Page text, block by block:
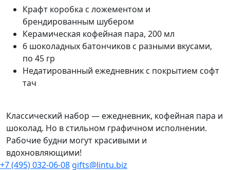
Крафт коробка с ложементом и
брендированным шубером
Керамическая кофейная пара, 200 мл
6 шоколадных батончиков с разными вкусами,
по 45 гр
Недатированный ежедневник с покрытием софт
тач
Классический набор — ежедневник, кофейная пара и
шоколад. Но в стильном графичном исполнении.
Рабочие будни могут красивыми и
вдохновляющими!
+7 (495) 032-06-08 gifts@lintu.biz